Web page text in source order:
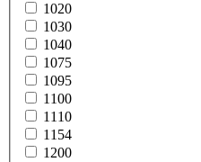
1020
1030
1040
1075
1095
1100
1110
1154
1200